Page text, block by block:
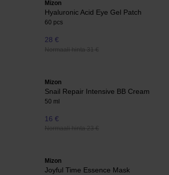
Mizon
Hyaluronic Acid Eye Gel Patch
60 pcs
28 €
Normaali hinta 31 €
Mizon
Snail Repair Intensive BB Cream
50 ml
16 €
Normaali hinta 23 €
Mizon
Joyful Time Essence Mask